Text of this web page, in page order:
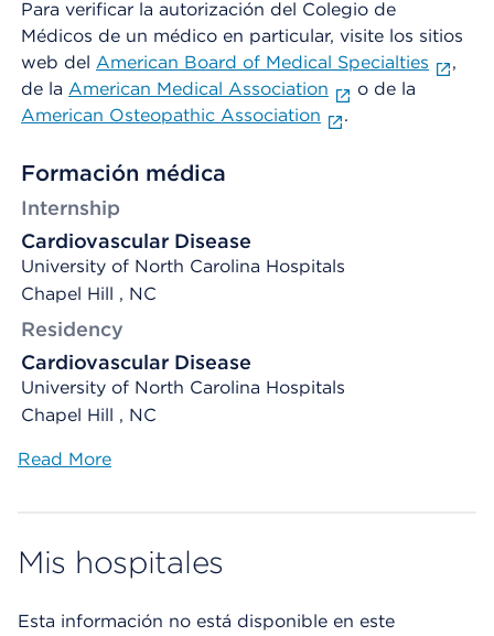
Para verificar la autorización del Colegio de
Médicos de un médico en particular, visite los sitios
web del American Board of Medical Specialties
,
de la American Medical Association
o de la
American Osteopathic Association
.
Formación médica
Internship
Cardiovascular Disease
University of North Carolina Hospitals
Chapel Hill , NC
Residency
Cardiovascular Disease
University of North Carolina Hospitals
Chapel Hill , NC
Read More
Mis hospitales
Esta información no está disponible en este